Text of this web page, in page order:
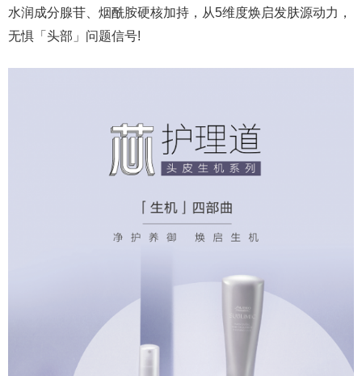
水润成分腺苷、烟酰胺硬核加持，从5维度焕启发肤源动力，
无惧「头部」问题信号!